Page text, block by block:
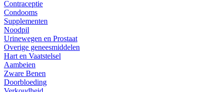
Contraceptie
Condooms
Supplementen
Noodpil
Urinewegen en Prostaat
Overige geneesmiddelen
Hart en Vaatstelsel
Aambeien
Zware Benen
Doorbloeding